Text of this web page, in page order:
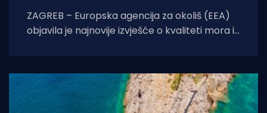
ZAGREB – Europska agencija za okoliš (EEA)
objavila je najnovije izvješće o kvaliteti mora i